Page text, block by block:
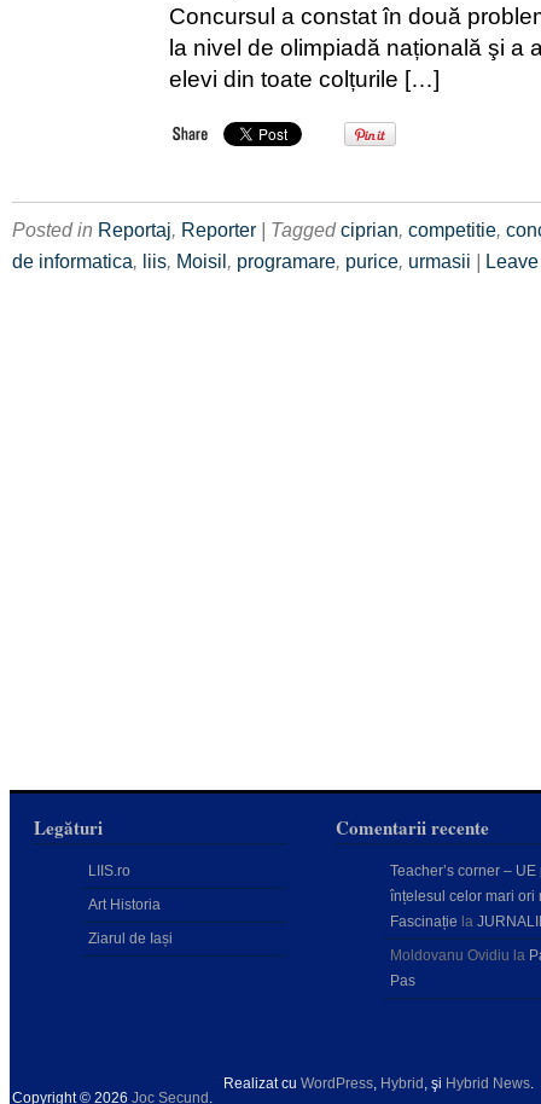
Concursul a constat în două
la nivel de olimpiadă națională şi a
elevi din toate colțurile […]
Posted in Reportaj, Reporter | Taggedciprian, competitie,
de informatica, liis, Moisil, programare, purice, urmasii |
Legături
LIIS.ro
Art Historia
Ziarul de Iași
Comentarii recente
Teacher’s corner – UE
înțelesul celor mari ori
Fascinație la
Moldovanu Ovidiu la
Pas
Copyright © 2026 Joc Secund .
Realizat cu WordPress, Hybrid , şi Hybrid News.